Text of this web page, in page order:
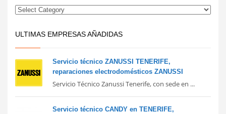
ULTIMAS EMPRESAS AÑADIDAS
Servicio técnico ZANUSSI TENERIFE,
reparaciones electrodomésticos ZANUSSI
Servicio Técnico Zanussi Tenerife, con sede en ...
Servicio técnico CANDY en TENERIFE,